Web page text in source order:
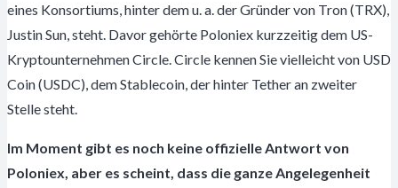
eines Konsortiums, hinter dem u. a. der Gründer von Tron (TRX),
Justin Sun, steht. Davor gehörte Poloniex kurzzeitig dem US-
Kryptounternehmen Circle. Circle kennen Sie vielleicht von USD
Coin (USDC), dem Stablecoin, der hinter Tether an zweiter
Stelle steht.
Im Moment gibt es noch keine offizielle Antwort von
Poloniex, aber es scheint, dass die ganze Angelegenheit